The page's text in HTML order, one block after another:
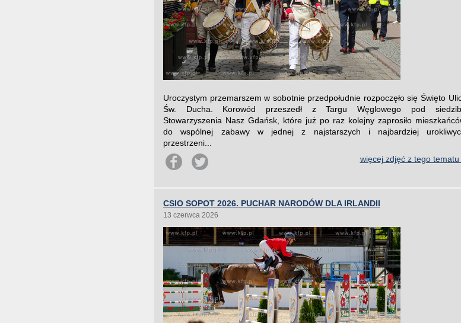
Uroczystym przemarszem w sobotnie przedpołudnie rozpoczęło się Święto
Św. Ducha. Korowód przeszedł z Targu Węglowego pod
Stowarzyszenia Nasz Gdańsk, które już po raz kolejny zaprosiło
do wspólnej zabawy w jednej z najstarszych i najbardziej
przestrzeni...
więcej zdjęć z tego tematu
CSIO SOPOT 2026. PUCHAR NARODÓW DLA IRLANDII
13 czerwca 2026